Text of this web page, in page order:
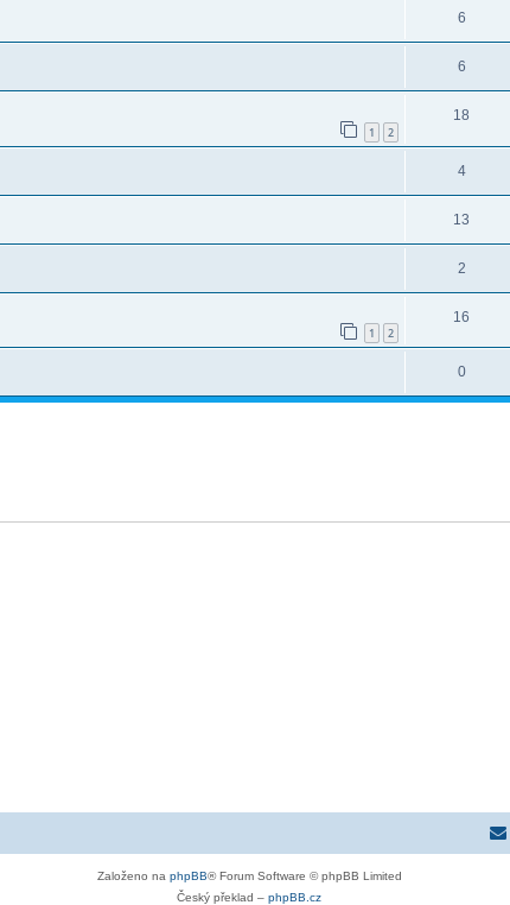
6
6
1 2
18
4
13
2
1 2
16
0
Založeno na phpBB® Forum Software © phpBB Limited
Český překlad – phpBB.cz